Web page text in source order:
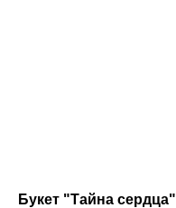
Букет "Тайна сердца"